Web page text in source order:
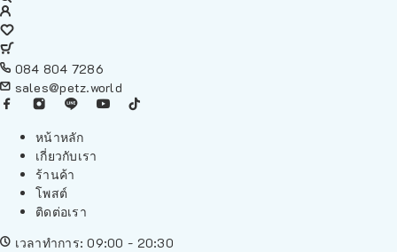
084 804 7286
sales@petz.world
หน้าหลัก
เกี่ยวกับเรา
ร้านค้า
โพสต์
ติดต่อเรา
เวลาทำการ: 09:00 - 20:30